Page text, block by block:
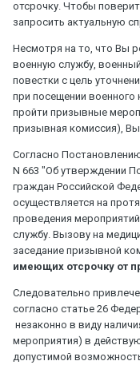
отсрочку. Чтобы
запросить актуальную
Несмотря на то, что Вы
военную службу,
повестки с цель
при посещении
пройти призывные
призывная комиссия), Вы
Согласно
N 663 "Об утверждении
граждан Российской
осуществляется на
проведения
службу. Вызову на
заседание призывной
имеющих отсрочку от
Следовательно
согласно статье 26
незаконно в виду
мероприятия) в
допустимой